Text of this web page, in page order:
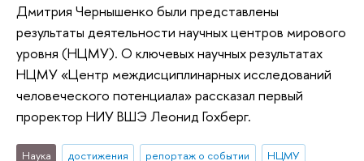
Дмитрия Чернышенко были представлены
результаты деятельности научных центров мирового
уровня (НЦМУ). О ключевых научных результатах
НЦМУ «Центр междисциплинарных исследований
человеческого потенциала» рассказал первый
проректор НИУ ВШЭ Леонид Гохберг.
Наука достижения репортаж о событии НЦМУ